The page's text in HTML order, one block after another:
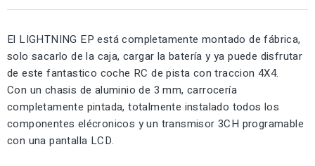
El LIGHTNING EP está completamente montado de fábrica,
solo sacarlo de la caja, cargar la batería y ya puede disfrutar
de este fantastico coche RC de pista con traccion 4X4.
Con un chasis de aluminio de 3 mm, carrocería
completamente pintada, totalmente instalado todos los
componentes elécronicos y un transmisor 3CH programable
con una pantalla LCD.